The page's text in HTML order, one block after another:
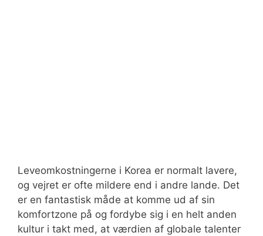
Leveomkostningerne i Korea er normalt lavere,
og vejret er ofte mildere end i andre lande. Det
er en fantastisk måde at komme ud af sin
komfortzone på og fordybe sig i en helt anden
kultur i takt med, at værdien af globale talenter